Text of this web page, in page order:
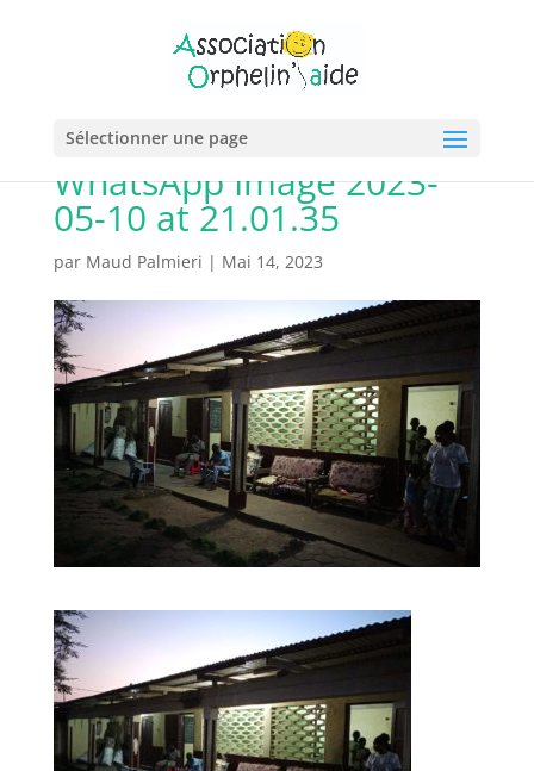
Sélectionner une page
WhatsApp Image 2023-
05-10 at 21.01.35
par Maud Palmieri | Mai 14, 2023